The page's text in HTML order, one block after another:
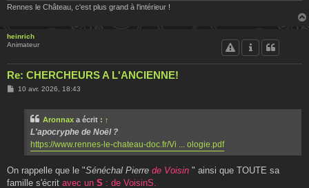
Rennes le Château, c'est plus grand à l'intérieur !
heinrich
Animateur
Re: CHERCHEURS A L'ANCIENNE!
M10 avr. 2026, 18:43
Aronnax a écrit : ↑
L'apocryphe de Noël ?
https://www.rennes-le-chateau-doc.fr/Vi ... ologie.pdf
On rappelle que le "Sénéchal Pierre de Voisin " ainsi que TOUTE sa
famille s'écrit avec un S : de VoisinS.